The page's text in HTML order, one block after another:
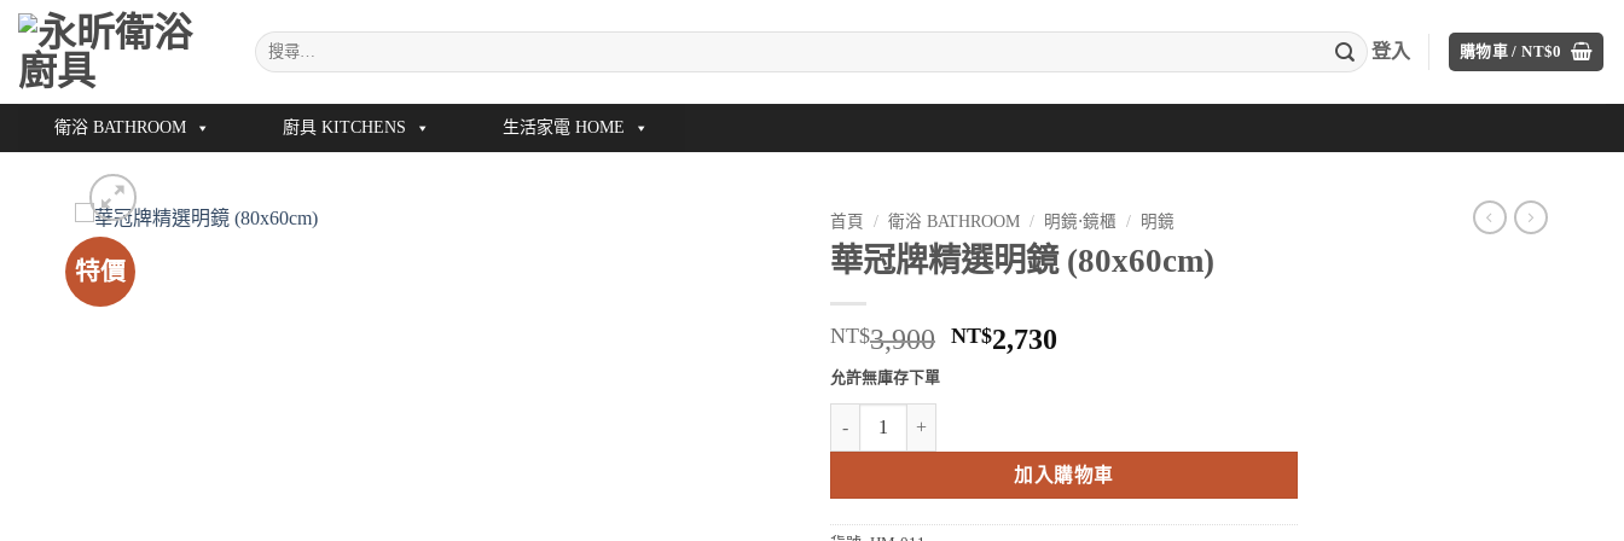
Skip
content
搜
尋
登入 購物車 /NT$0
衛浴 BATHROOM 廚具 KITCHENS 生活家電 HOME
特價
首頁 / 衛浴 BATHROOM / 明鏡⋅鏡櫃 / 明鏡
華冠牌精選明鏡 (80x60cm)
NT$3,900 原
NT$3,900。
NT$2,730
NT$2,730。
允許無庫存下單
加入購物車